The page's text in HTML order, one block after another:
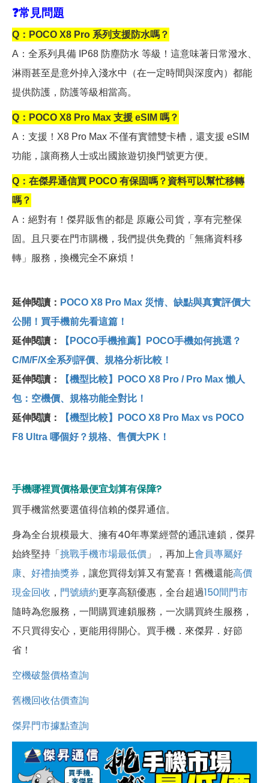
❓常見問題
Q ：POCO X8 Pro 系列支援防水嗎？
A ：全系列具備 IP68 防塵防水 等級！這意味著日常潑水、
淋雨甚至是意外掉入淺水中（在一定時間與深度內）都能
提供防護，防護等級相當高。
Q ：POCO X8 Pro Max 支援 eSIM 嗎？
A ：支援！X8 Pro Max 不僅有實體雙卡槽，還支援 eSIM
功能，讓商務人士或出國旅遊切換門號更方便。
Q ：在傑昇通信買 POCO 有保固嗎？資料可以幫忙移轉
嗎？
A ：絕對有！傑昇販售的都是 原廠公司貨，享有完整保
固。且只要在門市購機，我們提供免費的「無痛資料移
轉」服務，換機完全不麻煩！
延伸閱讀： POCO X8 Pro Max 災情、缺點與真實評價大
公開！買手機前先看這篇！
延伸閱讀：
【POCO手機推薦】POCO手機如何挑選？
C/M/F/X全系列評價、規格分析比較！
延伸閱讀：
【機型比較】POCO X8 Pro / Pro Max 懶人
包：空機價、規格功能全對比！
延伸閱讀：
【機型比較】POCO X8 Pro Max vs POCO
F8 Ultra 哪個好？規格、售價大PK！
手機哪裡買價格最便宜划算有保障?
買手機當然要選值得信賴的傑昇通信。
身為全台規模最大、擁有40年專業經營的通訊連鎖，傑昇
始終堅持「挑戰手機市場最低價 」，再加上會員專屬好
康、 好禮抽獎券 ，讓您買得划算又有驚喜！舊機還能高價
現金回收 ， 門號續約更享高額優惠，全台超過150間門市
隨時為您服務，一間購買連鎖服務，一次購買終生服務，
不只買得安心，更能用得開心。買手機．來傑昇．好節
省！
空機破盤價格查詢
舊機回收估價查詢
傑昇門市據點查詢